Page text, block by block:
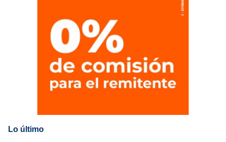
Lo último